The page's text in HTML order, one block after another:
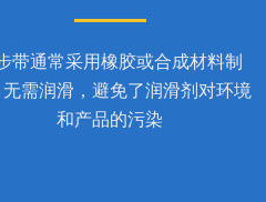
带通常采用橡胶或合成材料制
无需润滑，避免了润滑剂对环境
和产品的污染